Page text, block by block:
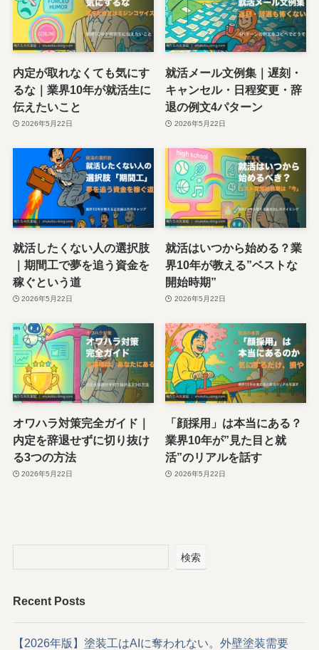
内定が取れなくても気にす
るな｜業界10年が就活生に
伝えたいこと
2026年5月22日
就活メール文例集｜遅刻・
キャンセル・日程変更・辞
退の例文4パターン
2026年5月22日
就活したくない人の選択肢
｜期間工で夢を追う資金を
稼ぐという道
2026年5月22日
就活はいつから始める？業
界10年が教える”ベストな
開始時期”
2026年5月22日
オワハラ対策完全ガイド｜
内定を辞退せずに切り抜け
る3つの方法
2026年5月22日
「顔採用」は本当にある？
業界10年が”見た目と就
活”のリアルを話す
2026年5月22日
検索
Recent Posts
【2026年版】塗装工はAIに奪われない。外壁塗装需要